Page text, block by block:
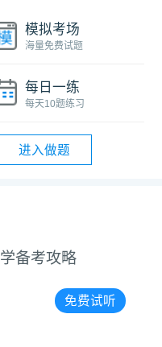
模拟考场
海量免费试题
每日一练
每天10题练习
进入做题
备考攻略
免费试听